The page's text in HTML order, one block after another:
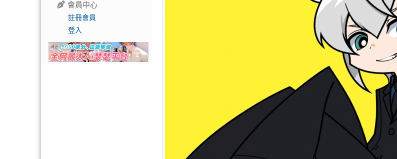
會員中心
註冊會員
登入